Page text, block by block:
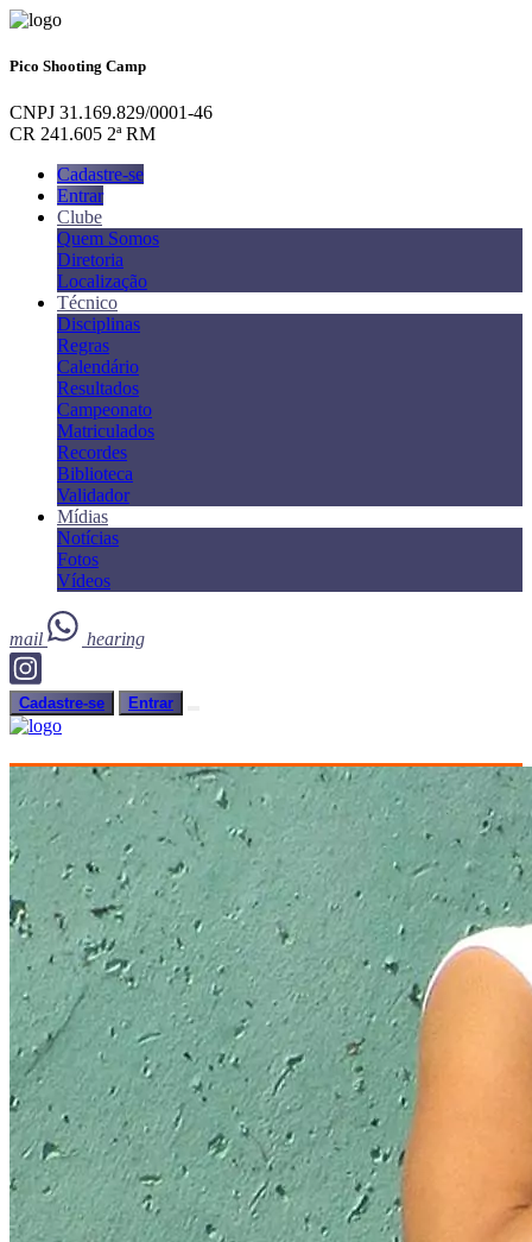
Pico Shooting Camp
CNPJ 31.169.829/0001-46
CR 241.605 2ª RM
Cadastre-se
Entrar
Clube
Quem Somos
Diretoria
Localização
Técnico
Disciplinas
Regras
Calendário
Resultados
Campeonato
Matriculados
Recordes
Biblioteca
Validador
Mídias
Notícias
Fotos
Vídeos
mail hearing
Cadastre-se Entrar